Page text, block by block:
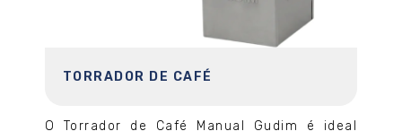
TORRADOR DE CAFÉ
O Torrador de Café Manual Gudim é ideal